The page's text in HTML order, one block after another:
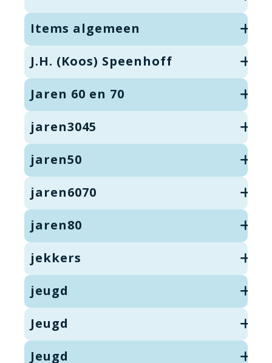
Items algemeen
J.H. (Koos) Speenhoff
Jaren 60 en 70
jaren3045
jaren50
jaren6070
jaren80
jekkers
jeugd
Jeugd
Jeugd